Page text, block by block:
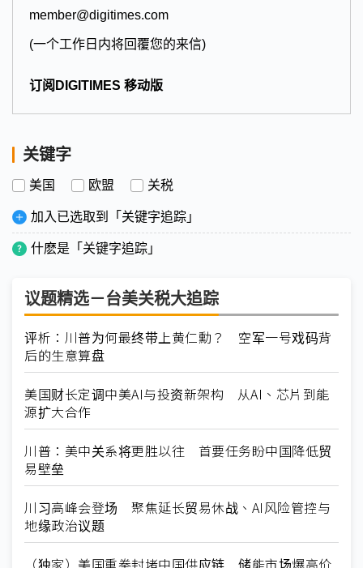
member@digitimes.com
(一个工作日内将回覆您的来信)
订阅DIGITIMES 移动版
关键字
美国 欧盟 关税
加入已选取到「关键字追踪」
什麽是「关键字追踪」
议题精选－台美关税大追踪
评析：川普为何最终带上黄仁勳？ 空军一号戏码背
后的生意算盘
美国财长定调中美AI与投资新架构 从AI、芯片到能
源扩大合作
川普：美中关系将更胜以往 首要任务盼中国降低贸
易壁垒
川习高峰会登场 聚焦延长贸易休战、AI风险管控与
地缘政治议题
（独家）美国重拳封堵中国供应链 储能市场爆高价